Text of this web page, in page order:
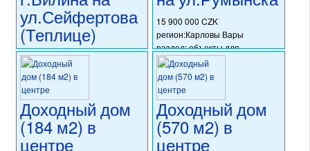
номер объекта: 20694
ул.Сейфертова
(Теплице)
16 350 000 CZK
регион:Теплице
раздел: объекты для
коммерческого использования
состояние: стандарт
номер объекта: 20653
15 900 000 CZK
регион:Карловы Вары
раздел: объекты для
коммерческого использования
состояние: стандарт
номер объекта:
Доходный дом
(184 м2) в
центре
Доходный дом
(570 м2) в
центре